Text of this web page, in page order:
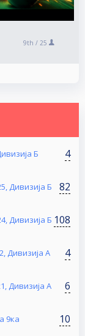
9th / 25
Б 4
Дивизија Б 82
Дивизија Б 108
Дивизија А 4
Дивизија А 6
9ка 10